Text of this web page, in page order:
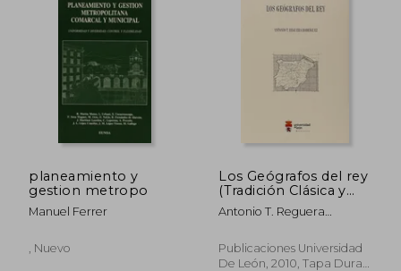
₡
planeamiento y
gestion metropo
Manuel Ferrer
, Nuevo
Los Geógrafos del rey
(Tradición Clásica y
Humanística en
España e
Antonio T. Reguera
Publicaciones Universidad
De León, 2010, Tapa Dura,